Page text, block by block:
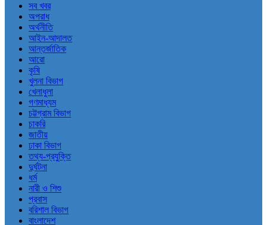
সব খবর
অপরাধ
অর্থনীতি
আইন-আদালত
আন্তর্জাতিক
আরো
কৃষি
খুলনা বিভাগ
খেলাধুলা
গণমাধ্যম
চট্টগ্রাম বিভাগ
চাকরি
জাতীয়
ঢাকা বিভাগ
তথ্য-প্রযুক্তি
দুর্ঘটনা
ধর্ম
নারী ও শিশু
প্রবাস
বরিশাল বিভাগ
বাংলাদেশ